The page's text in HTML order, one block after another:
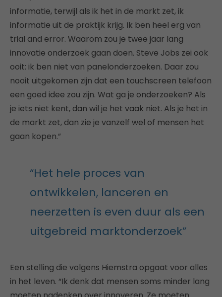
informatie, terwijl als ik het in de markt zet, ik
informatie uit de praktijk krijg. Ik ben heel erg van
trial and error. Waarom zou je twee jaar lang
innovatie onderzoek gaan doen. Steve Jobs zei ook
ooit: ik ben niet van panelonderzoeken. Daar zou
nooit uitgekomen zijn dat een touchscreen telefoon
een goed idee zou zijn. Wat ga je onderzoeken? Als
je iets niet kent, dan wil je het vaak niet. Als je het in
de markt zet, dan zie je vanzelf wel of mensen het
gaan kopen.”
“Het hele proces van
ontwikkelen, lanceren en
neerzetten is even duur als een
uitgebreid marktonderzoek”
Een stelling die volgens Hiemstra opgaat voor alles
in het leven. “Ik denk dat mensen soms minder lang